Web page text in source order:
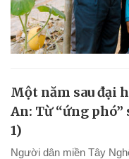
Một năm sau đại
An: Từ “ứng phó”
1)
Người dân miền Tây